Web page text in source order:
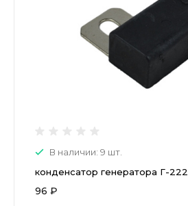
В наличии: 9 шт.
конденсатор генератора Г-222
96 ₽